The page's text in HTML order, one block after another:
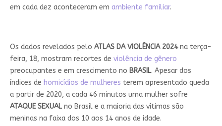
em cada dez aconteceram em ambiente familiar.
Os dados revelados pelo ATLAS DA VIOLÊNCIA 2024na terça-
feira, 18, mostram recortes de violência de gênero
preocupantes e em crescimento no BRASIL. Apesar dos
índices de homicídios de mulheres terem apresentado queda
a partir de 2020, a cada 46 minutos uma mulher sofre
ATAQUE SEXUALno Brasil e a maioria das vítimas são
meninas na faixa dos 10 aos 14 anos de idade.